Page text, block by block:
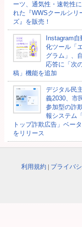
ーツ、通気性・速乾性
れた『WWSクールシリ
ズ』を販売！
Instagram自
化ツール「
グラム」、
応答に「次
稿」機能を追加
デジタル民
義2030、市
参加型の詐
報システム
トップ詐欺広告」ベー
をリリース
利用規約 | プライバ